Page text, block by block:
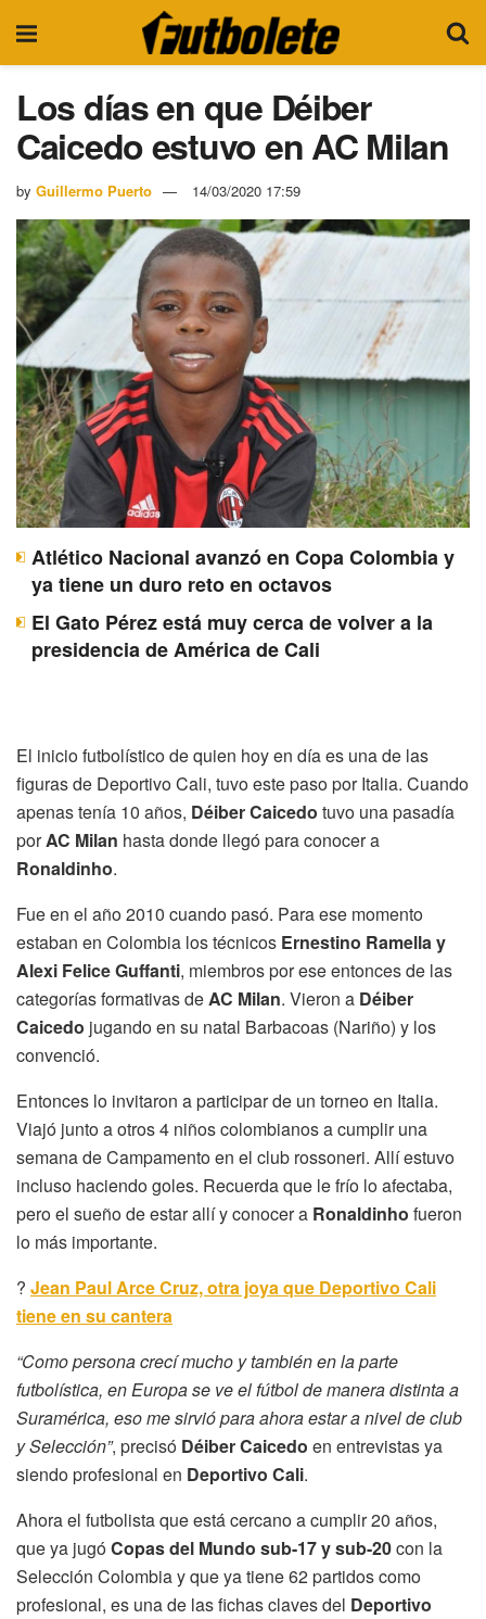
Los días en que Déiber
Caicedo estuvo en AC Milan
by Guillermo Puerto 14/03/2020 17:59
Atlético Nacional avanzó en Copa Colombia y
ya tiene un duro reto en octavos
El Gato Pérez está muy cerca de volver a la
presidencia de América de Cali
El inicio futbolístico de quien hoy en día es una de las
figuras de Deportivo Cali, tuvo este paso por Italia. Cuando
apenas tenía 10 años, Déiber Caicedo tuvo una pasadía
porAC Milan hasta donde llegó para conocer a
Ronaldinho.
Fue en el año 2010 cuando pasó. Para ese momento
estaban en Colombia los técnicos Ernestino Ramella y
Alexi Felice Guffanti, miembros por ese entonces de las
categorías formativas deAC Milan. Vieron a Déiber
Caicedo jugando en su natal Barbacoas (Nariño) y los
convenció.
Entonces lo invitaron a participar de un torneo en Italia.
Viajó junto a otros 4 niños colombianos a cumplir una
semana de Campamento en el club rossoneri. Allí estuvo
incluso haciendo goles. Recuerda que le frío lo afectaba,
pero el sueño de estar allí y conocer a Ronaldinho fueron
lo más importante.
? Jean Paul Arce Cruz, otra joya que Deportivo Cali
tiene en su cantera
“Como persona crecí mucho y también en la parte
futbolística, en Europa se ve el fútbol de manera distinta a
Suramérica, eso me sirvió para ahora estar a nivel de club
y Selección”, precisó Déiber Caicedo en entrevistas ya
siendo profesional en Deportivo Cali.
Ahora el futbolista que está cercano a cumplir 20 años,
que ya jugóCopas del Mundo sub-17 y sub-20con la
Selección Colombia y que ya tiene 62 partidos como
profesional, es una de las fichas claves del Deportivo